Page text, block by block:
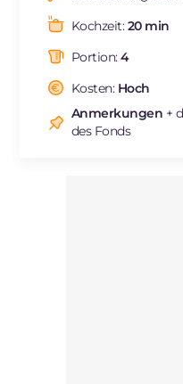
NL
Kochzeit:20 min
Portion:4
Kosten: Hoch
Anmerkungen +
des Fonds